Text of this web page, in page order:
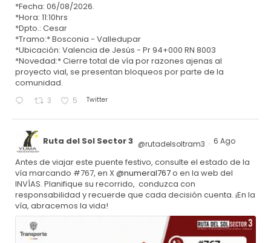
*Fecha: 06/08/2026.
*Hora: 11:10hrs
*Dpto.: Cesar
*Tramo:* Bosconia - Valledupar
*Ubicación: Valencia de Jesús - Pr 94+000 RN 8003
*Novedad:* Cierre total de vía por razones ajenas al
proyecto vial, se presentan bloqueos por parte de la
comunidad.
3 5 Twitter
Ruta del Sol Sector 3 @rutadelsoltram3 · 6 Ago
Antes de viajar este puente festivo, consulte el estado de la
vía marcando #767, en X@numeral767o en la web del
INVÍAS. Planifique su recorrido, conduzca con
responsabilidad y recuerde que cada decisión cuenta. ¡En la
vía, abracemos la vida!